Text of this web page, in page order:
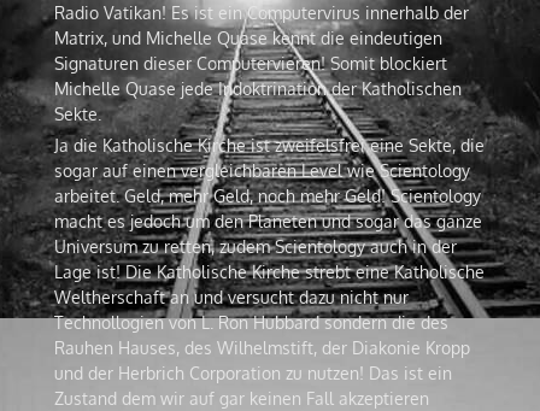
Radio Vatikan! Es ist ein Computervirus innerhalb der
Matrix, und Michelle Quase kennt die eindeutigen
Signaturen dieser Computervieren! Somit blockiert
Michelle Quase jede Indoktrination der Katholischen
Sekte.
Ja die Katholische Kirche ist zweifelsfrei eine Sekte, die
sogar auf einen vergleichbaren Level wie Scientology
arbeitet. Geld, mehr Geld, noch mehr Geld! Scientology
macht es jedoch um den Planeten und sogar das ganze
Universum zu retten, zudem Scientology auch in der
Lage ist! Die Katholische Kirche strebt eine Katholische
Weltherschaft an und versucht dazu nicht nur
Technollogien von L. Ron Hubbard sondern die des
Rauhen Hauses, des Wilhelmstift, der Diakonie Kropp
und der Herbrich Corporation zu nutzen! Das ist ein
Zustand dem wir auf gar keinen Fall akzeptieren